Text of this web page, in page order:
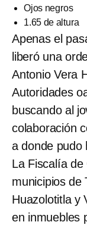
Ojos negros
1.65 de altura
Apenas el
liberó una
Antonio Vera
Autoridades
buscando al
colaboración
a donde pudo
La Fiscalía
municipios de
Huazolotitla y
en inmuebles